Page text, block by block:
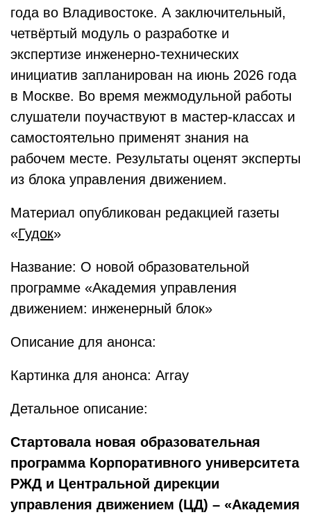
года во Владивостоке. А заключительный,
четвёртый модуль о разработке и
экспертизе инженерно-технических
инициатив запланирован на июнь 2026 года
в Москве. Во время межмодульной работы
слушатели поучаствуют в мастер-классах и
самостоятельно применят знания на
рабочем месте. Результаты оценят эксперты
из блока управления движением.
Материал опубликован редакцией газеты
«Гудок»
Название: О новой образовательной
программе «Академия управления
движением: инженерный блок»
Описание для анонса:
Картинка для анонса: Array
Детальное описание:
Стартовала новая образовательная
программа Корпоративного университета
РЖД и Центральной дирекции
управления движением (ЦД) – «Академия